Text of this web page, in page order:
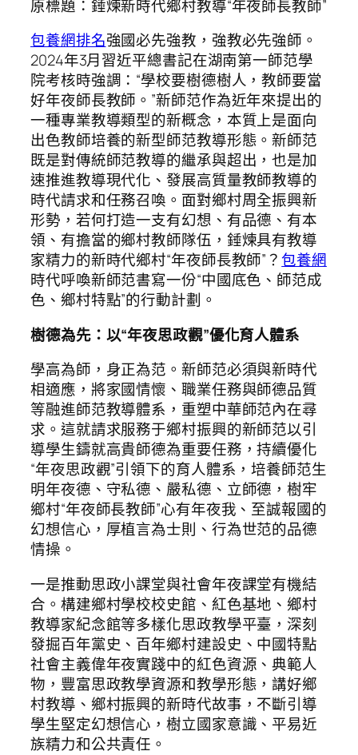
原標題：錘煉新時代鄉村教導“年夜師長教師”
包養網排名強國必先強教，強教必先強師。
2024年3月習近平總書記在湖南第一師范學
院考核時強調：“學校要樹德樹人，教師要當
好年夜師長教師。”新師范作為近年來提出的
一種專業教導類型的新概念，本質上是面向
出色教師培養的新型師范教導形態。新師范
既是對傳統師范教導的繼承與超出，也是加
速推進教導現代化、發展高質量教師教導的
時代請求和任務召喚。面對鄉村周全振興新
形勢，若何打造一支有幻想、有品德、有本
領、有擔當的鄉村教師隊伍，錘煉具有教導
家精力的新時代鄉村“年夜師長教師”？包養網
時代呼喚新師范書寫一份“中國底色、師范成
色、鄉村特點”的行動計劃。
樹德為先：以“年夜思政觀”優化育人體系
學高為師，身正為范。新師范必須與新時代
相適應，將家國情懷、職業任務與師德品質
等融進師范教導體系，重塑中華師范內在尋
求。這就請求服務于鄉村振興的新師范以引
導學生鑄就高貴師德為重要任務，持續優化
“年夜思政觀”引領下的育人體系，培養師范生
明年夜德、守私德、嚴私德、立師德，樹牢
鄉村“年夜師長教師”心有年夜我、至誠報國的
幻想信心，厚植言為士則、行為世范的品德
情操。
一是推動思政小課堂與社會年夜課堂有機結
合。構建鄉村學校校史館、紅色基地、鄉村
教導家紀念館等多樣化思政教學平臺，深刻
發掘百年黨史、百年鄉村建設史、中國特點
社會主義偉年夜實踐中的紅色資源、典範人
物，豐富思政教學資源和教學形態，講好鄉
村教導、鄉村振興的新時代故事，不斷引導
學生堅定幻想信心，樹立國家意識、平易近
族精力和公共責任。